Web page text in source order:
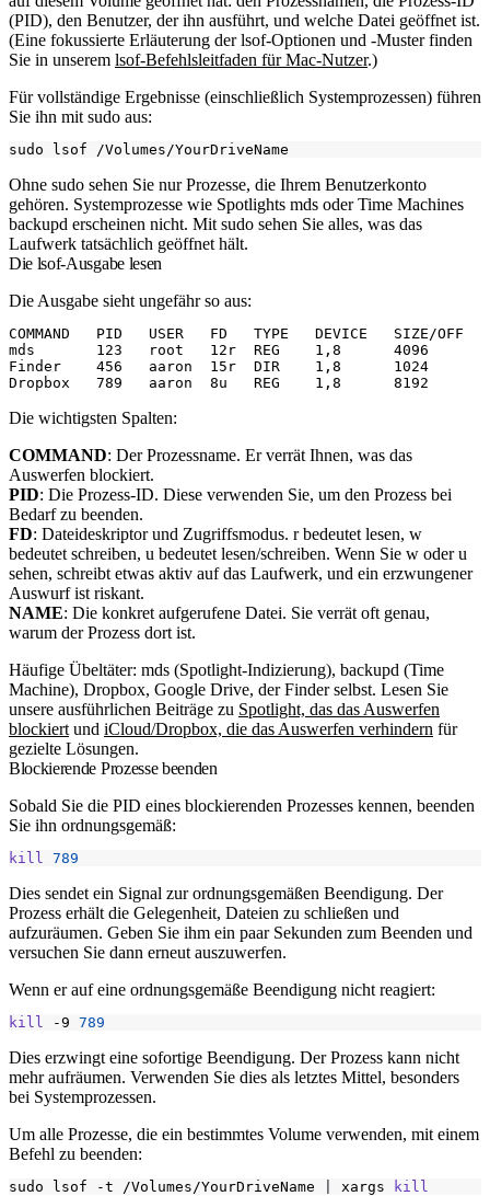
(PID), den Benutzer, der ihn ausführt, und welche Datei geöffnet ist.
(Eine fokussierte Erläuterung derlsof-Optionen und -Muster finden
Sie in unserem lsof-Befehlsleitfaden für Mac-Nutzer.)
Für vollständige Ergebnisse (einschließlich Systemprozessen) führen
Sie ihn mit sudo aus:
Ohne sudo sehen Sie nur Prozesse, die Ihrem Benutzerkonto
gehören. Systemprozesse wie Spotlights mds oder Time Machines
backupd erscheinen nicht. Mit sudo sehen Sie alles, was das
Laufwerk tatsächlich geöffnet hält.
Die lsof-Ausgabe lesen
Die Ausgabe sieht ungefähr so aus:
COMMAND   PID   USER   FD   TYPE   DEVICE   SIZE/OFF
mds       123   root   12r  REG    1,8      4096
Finder    456   aaron  15r  DIR    1,8      1024
Die wichtigsten Spalten:
COMMAND: Der Prozessname. Er verrät Ihnen, was das
Auswerfen blockiert.
PID: Die Prozess-ID. Diese verwenden Sie, um den Prozess bei
Bedarf zu beenden.
FD: Dateideskriptor und Zugriffsmodus. rbedeutet lesen, w
bedeutet schreiben, u bedeutet lesen/schreiben. Wenn Sie w oderu
sehen, schreibt etwas aktiv auf das Laufwerk, und ein erzwungener
Auswurf ist riskant.
NAME: Die konkret aufgerufene Datei. Sie verrät oft genau,
warum der Prozess dort ist.
Häufige Übeltäter: mds (Spotlight-Indizierung), backupd (Time
Machine), Dropbox, Google Drive, derFinderselbst. Lesen Sie
unsere ausführlichen Beiträge zu Spotlight, das das Auswerfen
blockiert und iCloud/Dropbox, die das Auswerfen verhindern für
gezielte Lösungen.
Blockierende Prozesse beenden
Sobald Sie die PID eines blockierenden Prozesses kennen, beenden
Sie ihn ordnungsgemäß:
kill 789
Dies sendet ein Signal zur ordnungsgemäßen Beendigung. Der
Prozess erhält die Gelegenheit, Dateien zu schließen und
aufzuräumen. Geben Sie ihm ein paar Sekunden zum Beenden und
versuchen Sie dann erneut auszuwerfen.
Wenn er auf eine ordnungsgemäße Beendigung nicht reagiert:
kill -9 789
Dies erzwingt eine sofortige Beendigung. Der Prozess kann nicht
mehr aufräumen. Verwenden Sie dies als letztes Mittel, besonders
bei Systemprozessen.
Um alle Prozesse, die ein bestimmtes Volume verwenden, mit einem
Befehl zu beenden:
sudo lsof -t /Volumes/YourDriveName xargs kill